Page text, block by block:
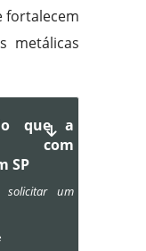
fortalecem
metálicas
que a
com
SP
solicitar um